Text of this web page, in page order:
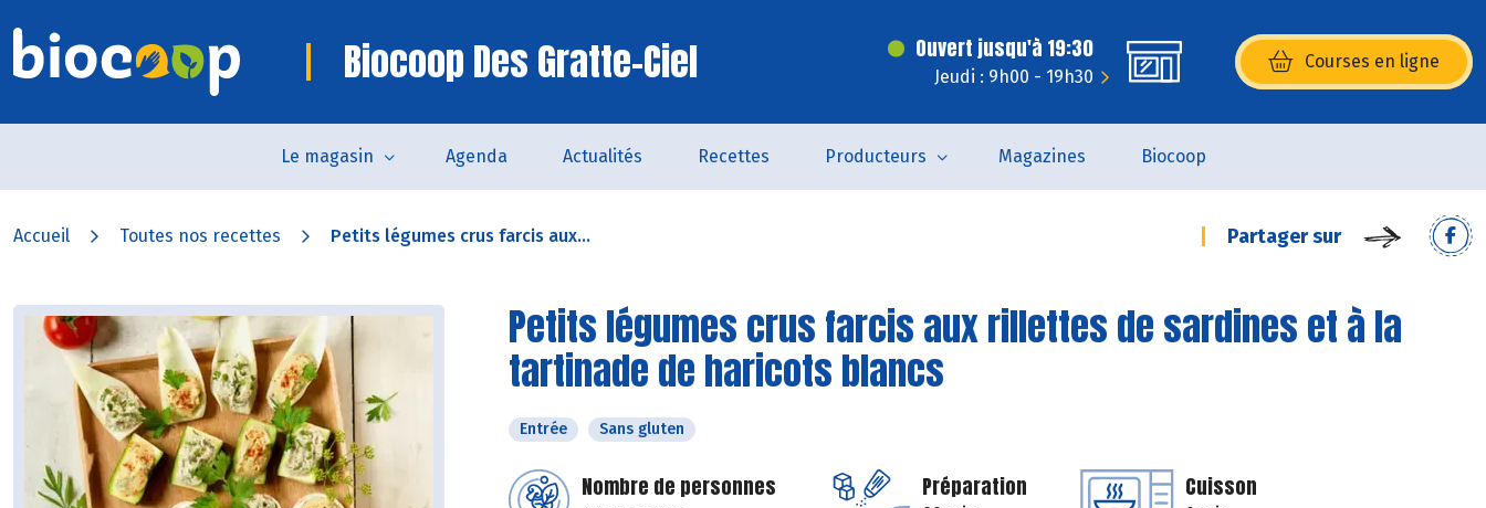
Biocoop Des Gratte-Ciel Ouvert jusqu'à 19:30
Jeudi : 9h00 - 19h30
Courses en ligne
(s’ouvre dans une nouvelle
Le magasin Agenda Actualités Recettes Producteurs Magazines Biocoop
Accueil Toutes nos recettes Petits légumes crus farcis aux... Partager sur
Petits légumes crus farcis aux rillettes de sardines et à la
tartinade de haricots blancs
Entrée Sans gluten
Nombre de personnes Préparation Cuisson